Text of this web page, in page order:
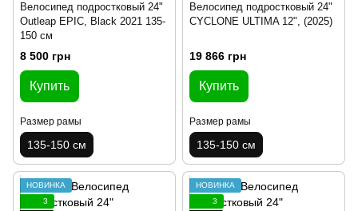
Велосипед подростковый 24"
Outleap EPIC, Black 2021 135-
150 см
8 500 грн
Купить
Размер рамы
135-150 см
Велосипед подростковый 24"
CYCLONE ULTIMA 12", (2025)
19 866 грн
Купить
Размер рамы
135-150 см
НОВИНКА
3
НОВИНКА
3